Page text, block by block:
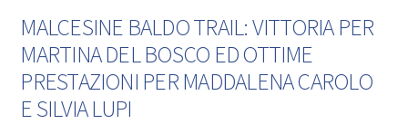
MALCESINE BALDO TRAIL: VITTORIA PER
MARTINA DEL BOSCO ED OTTIME
PRESTAZIONI PER MADDALENA CAROLO
E SILVIA LUPI